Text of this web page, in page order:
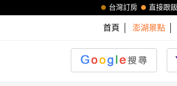
直接跟
台灣訂房
首頁 澎湖景點